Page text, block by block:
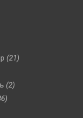
(21)
(2)